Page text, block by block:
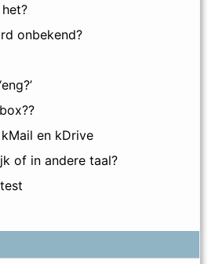
onbekend?
en kDrive
of in andere taal?